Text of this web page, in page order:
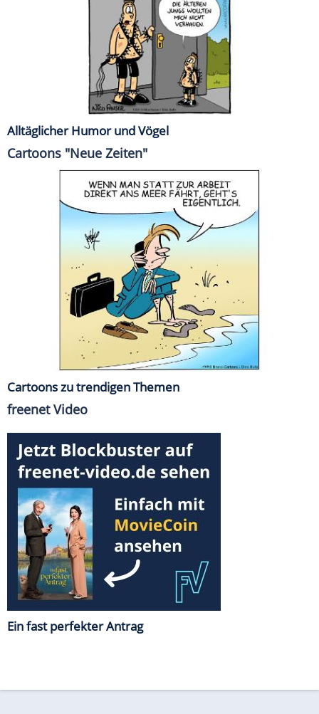
Alltäglicher Humor und Vögel
Cartoons "Neue Zeiten"
Cartoons zu trendigen Themen
freenet Video
Ein fast perfekter Antrag